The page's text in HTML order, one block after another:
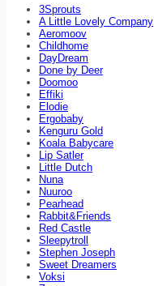
3Sprouts
A Little Lovely Company
Aeromoov
Childhome
DayDream
Done by Deer
Doomoo
Effiki
Elodie
Ergobaby
Kenguru Gold
Koala Babycare
Lip Satler
Little Dutch
Nuna
Nuuroo
Pearhead
Rabbit&Friends
Red Castle
Sleepytroll
Stephen Joseph
Sweet Dreamers
Voksi